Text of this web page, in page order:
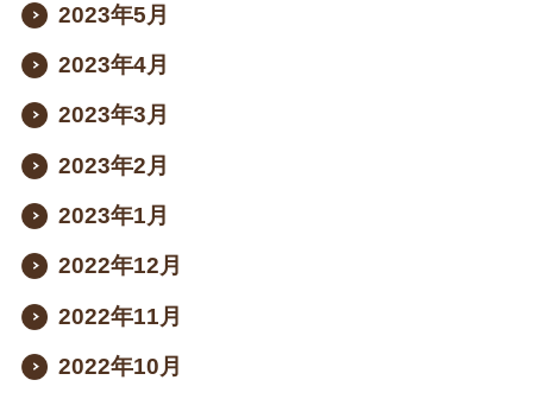
2023年5月
2023年4月
2023年3月
2023年2月
2023年1月
2022年12月
2022年11月
2022年10月